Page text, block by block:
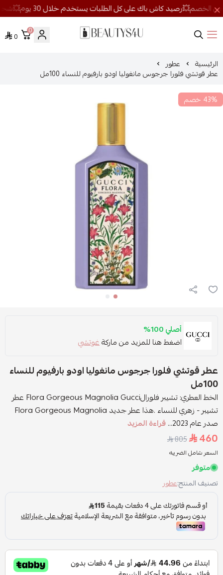
روائح الجمال
0
0
الرئيسية عطور
عطر قوتشي فلورا جرجوس مانغوليا اودو بارفيوم للنساء 100مل
43% خصم
أصلي 100%
اضغط هنا للمزيد من ماركةغوتشي
عطر قوتشي فلورا جرجوس مانغوليا اودو بارفيوم للنساء
100مل
الخط العطري: تشيبر فلورالFlora Gorgeous Magnolia Gucci عطر
تشيبر - زهري للنساء .هذا عطر جديد Flora Gorgeous Magnolia
صدر عام 2023...
قراءة المزيد
460
805
السعر شامل الضريبه
متوفر
تصنيف المنتج:عطور